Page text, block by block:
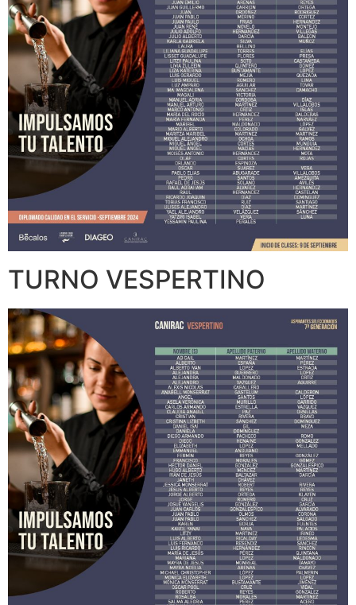
TURNO VESPERTINO